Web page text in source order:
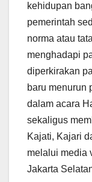
kehidupan
pemerintah
norma atau
menghadapi
diperkirakan
baru menurun
dalam acara
sekaligus
Kajati, Kajari
melalui media
Jakarta